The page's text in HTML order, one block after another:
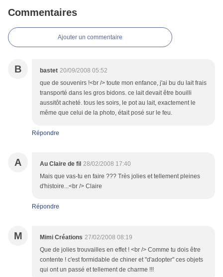
Commentaires
Ajouter un commentaire
B bastet 20/09/2008 05:52
que de souvenirs !<br /> toute mon enfance, j'ai bu du lait frais
transporté dans les gros bidons. ce lait devait être bouilli
aussitôt acheté. tous les soirs, le pot au lait, exactement le
même que celui de la photo, était posé sur le feu.
Répondre
A Au Claire de fil 28/02/2008 17:40
Mais que vas-tu en faire ??? Très jolies et tellement pleines
d'histoire...<br /> Claire
Répondre
M Mimi Créations 27/02/2008 08:19
Que de jolies trouvailles en effet ! <br /> Comme tu dois être
contente ! c'est formidable de chiner et "d'adopter" ces objets
qui ont un passé et tellement de charme !!!